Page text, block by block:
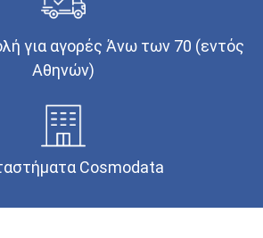
για αγορές Άνω των 70 (εντός
Αθηνών)
Cosmodata